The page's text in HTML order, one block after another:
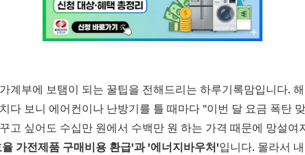
계부에 보탬이 되는 꿀팁을 전해드리는 하루기록맘입니다. 해
다 보니 에어컨이나 난방기를 틀 때마다 "이번 달 요금 폭탄
고 싶어도 수십만 원에서 수백만 원 하는 가격 때문에 망설여
가전제품 구매비용 환급'과 '에너지바우처'입니다. 몰라서